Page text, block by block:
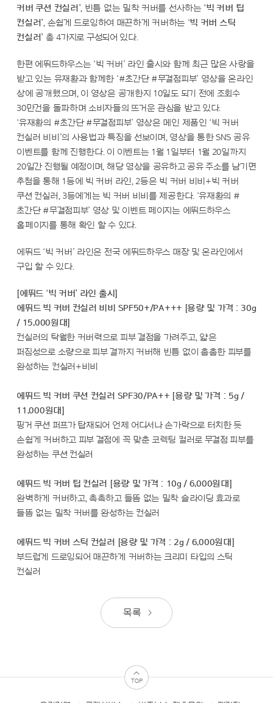
커버 쿠션 컨실러’, 빈틈 없는 밀착 커버를 선사하는 ‘빅 커버 팁
컨실러’, 손쉽게 드로잉하여 매끈하게 커버하는 ‘빅 커버 스틱
컨실러’ 총 4가지로 구성되어 있다.
한편 에뛰드하우스는 ‘빅 커버’ 라인 출시와 함께 최근 많은 사랑을
받고 있는 유재환과 함께한 ‘#초간단 #무결점피부’ 영상을 온라인
상에 공개했으며, 이 영상은 공개한지 10일도 되기 전에 조회수
30만건을 돌파하며 소비자들의 뜨거운 관심을 받고 있다.
‘유재환의 #초간단 #무결점피부’ 영상은 메인 제품인 ‘빅 커버
컨실러 비비’의 사용법과 특징을 선보이며, 영상을 통한 SNS 공유
이벤트를 함께 진행한다. 이 이벤트는 1월 1일부터 1월 20일까지
20일간 진행될 예정이며, 해당 영상을 공유하고 공유 주소를 남기면
추첨을 통해 1등에 빅 커버 라인, 2등은 빅 커버 비비+빅 커버
쿠션 컨실러, 3등에게는 빅 커버 비비를 제공한다. ‘유재환의 #
초간단 #무결점피부’ 영상 및 이벤트 페이지는 에뛰드하우스
홈페이지를 통해 확인 할 수 있다.
에뛰드 ‘빅 커버’ 라인은 전국 에뛰드하우스 매장 및 온라인에서
구입 할 수 있다.
[에뛰드 ‘빅 커버’ 라인 출시]
에뛰드 빅 커버 컨실러 비비 SPF50+/PA+++ [용량 및 가격 : 30g
/ 15,000원대]
컨실러의 탁월한 커버력으로 피부 결점을 가려주고, 얇은
퍼짐성으로 소량으로 피부 결까지 커버해 빈틈 없이 촘촘한 피부를
완성하는 컨실러+비비
에뛰드 빅 커버 쿠션 컨실러 SPF30/PA++ [용량 및 가격 : 5g /
11,000원대]
핑거 쿠션 퍼프가 탑재되어 언제 어디서나 손가락으로 터치한 듯
손쉽게 커버하고 피부 결점에 꼭 맞춘 코렉팅 컬러로 무결점 피부를
완성하는 쿠션 컨실러
에뛰드 빅 커버 팁 컨실러 [용량 및 가격 : 10g / 6,000원대]
완벽하게 커버하고, 촉촉하고 들뜸 없는 밀착 슬라이딩 효과로
들뜸 없는 밀착 커버를 완성하는 컨실러
에뛰드 빅 커버 스틱 컨실러 [용량 및 가격 : 2g / 6,000원대]
부드럽게 드로잉되어 매끈하게 커버하는 크리미 타입의 스틱
컨실러
목록
TOP